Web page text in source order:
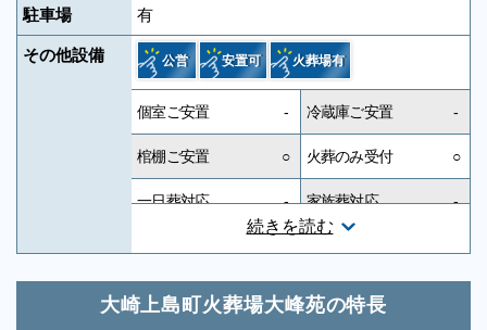
駐車場 有
その他設備 公営 安置可 火葬場有
続きを読む
個室ご安置 - 冷蔵庫ご安置 -
棺棚ご安置 ○ 火葬のみ受付 ○
一日葬対応 - 家族葬対応 -
神道対応 キリスト教対応
大崎上島町火葬場大峰苑の特長